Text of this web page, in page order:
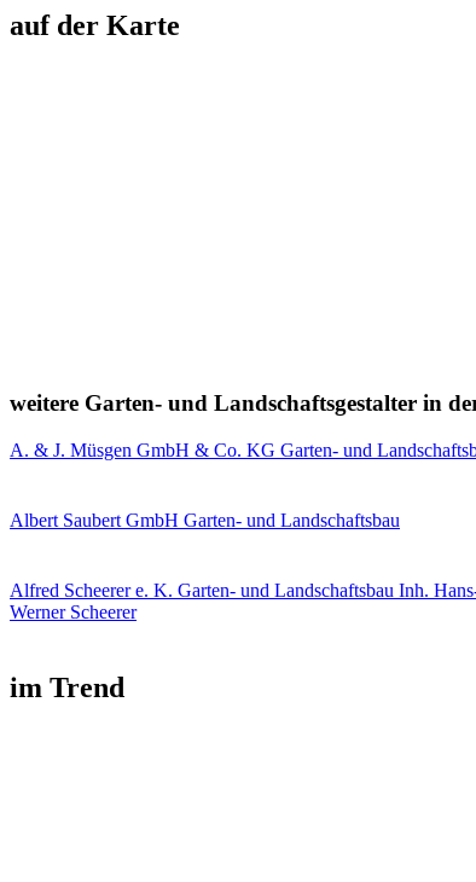
auf der Karte
weitere Garten- und Landschaftsgestalter in
A. & J. Müsgen GmbH & Co. KG Garten- und
Albert Saubert GmbH Garten- und Landschaftsbau
Alfred Scheerer e. K. Garten- und Landschaftsbau Inh.
Werner Scheerer
im Trend